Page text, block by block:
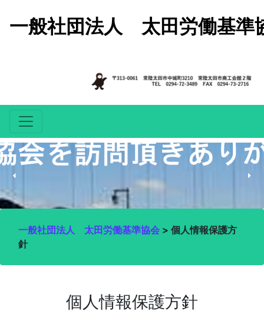
一般社団法人 太田労働基準
一般社団法人 太田労働基準協会 > 個人情報保護方
針
個人情報保護方針